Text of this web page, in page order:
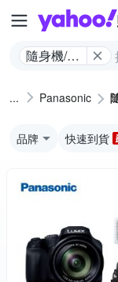
隨身機/類
Panasonic
品牌 快速到貨